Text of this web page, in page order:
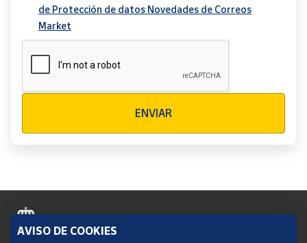
de Protección de datos Novedades de Correos
Market
ENVIAR
AVISO DE COOKIES